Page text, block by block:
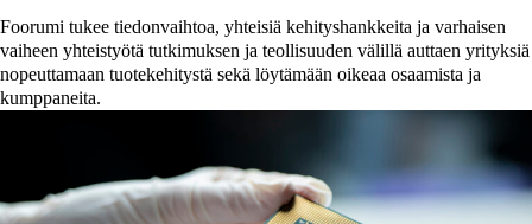
Foorumi tukee tiedonvaihtoa, yhteisiä kehityshankkeita ja varhaisen
vaiheen yhteistyötä tutkimuksen ja teollisuuden välillä auttaen yrityksiä
nopeuttamaan tuotekehitystä sekä löytämään oikeaa osaamista ja
kumppaneita.